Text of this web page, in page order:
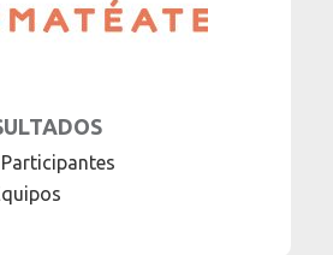
Participantes